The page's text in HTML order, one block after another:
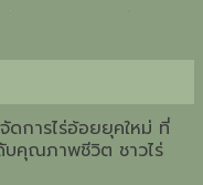
ดการไร่อ้อยยุคใหม่ ที่
คุณภาพชีวิต ชาวไร่